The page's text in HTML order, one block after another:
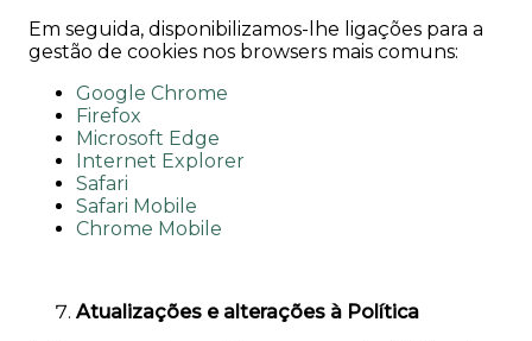
Em seguida, disponibilizamos-lhe ligações para a
gestão de cookies nos browsers mais comuns:
Google Chrome
Firefox
Microsoft Edge
Internet Explorer
Safari
Safari Mobile
Chrome Mobile
Atualizações e alterações à Política